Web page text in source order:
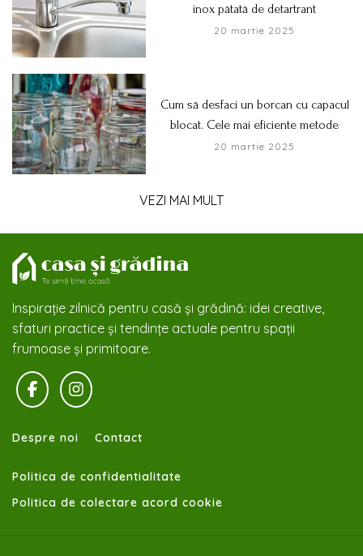
inox pătată de detartrant
20 martie 2025
Cum să desfaci un borcan cu capacul
blocat. Cele mai eficiente metode
20 martie 2025
VEZI MAI MULT
Inspirație zilnică pentru casă și grădină: idei creative,
sfaturi practice și tendințe actuale pentru spații
frumoase și primitoare.
Despre noi Contact
Politica de confidentialitate
Politica de colectare acord cookie